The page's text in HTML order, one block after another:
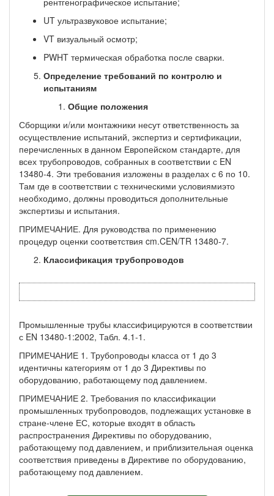
UT ультразвуковое испытание;
VT визуальный осмотр;
PWHT термическая обработка после сварки.
Определение требований по контролю и
испытаниям
Общие положения
Сборщики и/или монтажники несут ответственность за
осуществление испытаний, экспертиз и сертификации,
перечисленных в данном Европейском стандарте, для
всех трубопроводов, собранных в соответствии с EN
13480-4. Эти требования изложены в разделах с 6 по 10.
Там где в соответствии с техническими условиямиэто
необходимо, должны проводиться дополнительные
экспертизы и испытания.
ПРИМЕЧАНИЕ. Для руководства по применению
процедур оценки соответствия cm.CEN/TR 13480-7.
Классификация трубопроводов
Промышленные трубы классифицируются в соответствии
с EN 13480-1:2002, Табл. 4.1-1.
ПРИМЕЧАНИЕ 1. Трубопроводы класса от 1 до 3
идентичны категориям от 1 до 3 Директивы по
оборудованию, работающему под давлением.
ПРИМЕЧАНИЕ 2. Требования по классификации
промышленных трубопроводов, подлежащих установке в
стране-члене ЕС, которые входят в область
распространения Директивы по оборудованию,
работающему под давлением, и приблизительная оценка
соответствия приведены в Директиве по оборудованию,
работающему под давлением.